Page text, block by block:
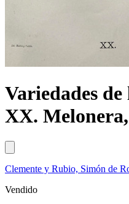
Variedades
XX.
Clemente y Rubio, Simón de
Vendido